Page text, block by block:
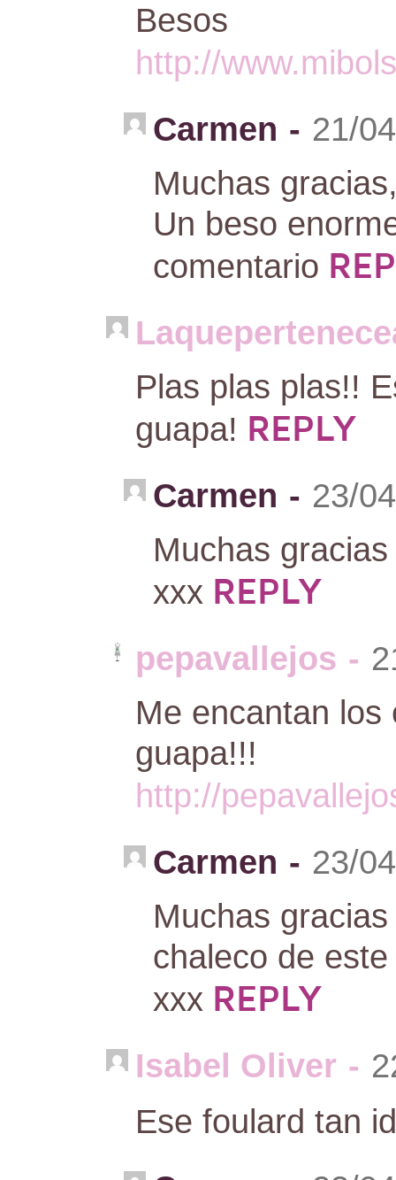
Besos
http://
Carmen - 21/
Muchas
Un beso
comentario
Plas plas plas!!
guapa! REPLY
Carmen - 23/
Muchas
xxx REPLY
pepavallejos -
Me encantan
guapa!!!
http://
Carmen - 23/
Muchas
chaleco de
xxx REPLY
Isabel Oliver -
Ese foulard tan